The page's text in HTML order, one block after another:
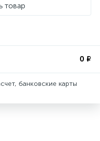
товар
0 ₽
банковские карты